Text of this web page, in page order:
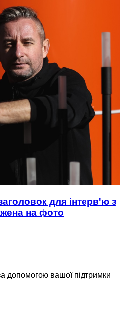
для інтерв'ю з
на фото
допомогою вашої підтримки